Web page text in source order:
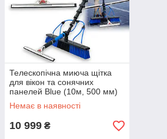
Телескопічна миюча щітка
для вікон та сонячних
панелей Blue (10м, 500 мм)
Немає в наявності
10 999 ₴